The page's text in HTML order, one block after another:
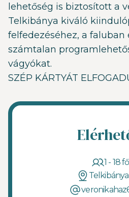
lehetőség is biztosított a
Telkibánya kiváló
felfedezéséhez, a faluban
számtalan
vágyókat.
SZÉP KÁRTYÁT
1 - 18